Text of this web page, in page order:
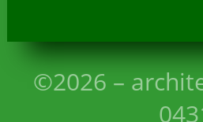
©2026 –